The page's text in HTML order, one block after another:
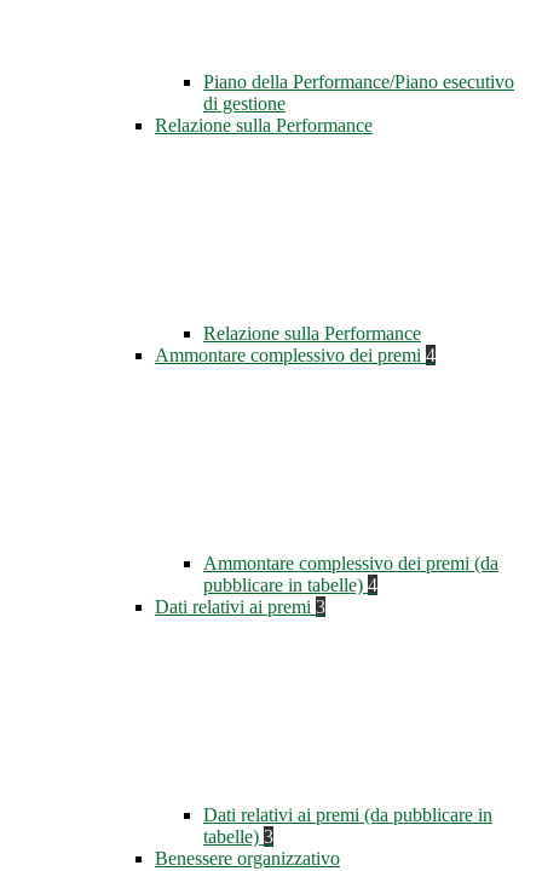
Piano della Performance/Piano esecutivo
di gestione
Relazione sulla Performance
Relazione sulla Performance
Ammontare complessivo dei premi 4
Ammontare complessivo dei premi (da
pubblicare in tabelle) 4
Dati relativi ai premi 3
Dati relativi ai premi (da pubblicare in
tabelle) 3
Benessere organizzativo